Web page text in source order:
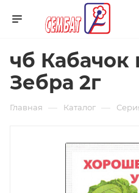
чб Кабачок
Зебра 2г
Главная — Каталог —